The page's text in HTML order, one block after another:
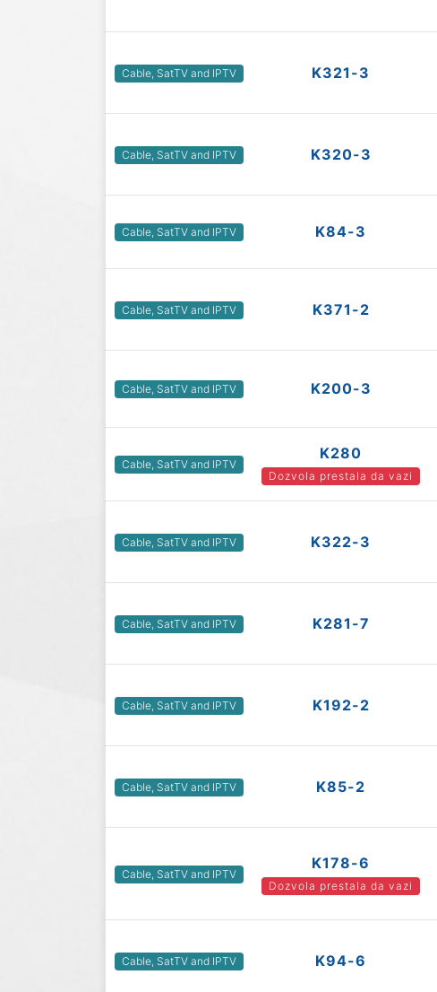
Cable, SatTV and IPTV K321-3
Cable, SatTV and IPTV K320-3
Cable, SatTV and IPTV K84-3
Cable, SatTV and IPTV K371-2
Cable, SatTV and IPTV K200-3
Cable, SatTV and IPTV
K280
Dozvola prestala da vazi
Cable, SatTV and IPTV K322-3
Cable, SatTV and IPTV K281-7
Cable, SatTV and IPTV K192-2
Cable, SatTV and IPTV K85-2
Cable, SatTV and IPTV
K178-6
Dozvola prestala da vazi
Cable, SatTV and IPTV K94-6